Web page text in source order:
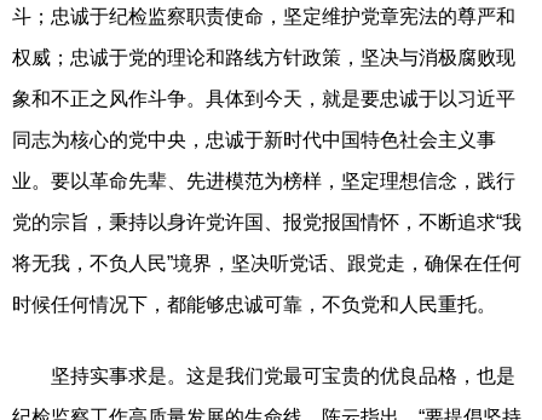
斗；忠诚于纪检监察职责使命，坚定维护党章宪法的尊严和
权威；忠诚于党的理论和路线方针政策，坚决与消极腐败现
象和不正之风作斗争。具体到今天，就是要忠诚于以习近平
同志为核心的党中央，忠诚于新时代中国特色社会主义事
业。要以革命先辈、先进模范为榜样，坚定理想信念，践行
党的宗旨，秉持以身许党许国、报党报国情怀，不断追求“我
将无我，不负人民”境界，坚决听党话、跟党走，确保在任何
时候任何情况下，都能够忠诚可靠，不负党和人民重托。
坚持实事求是。这是我们党最可宝贵的优良品格，也是